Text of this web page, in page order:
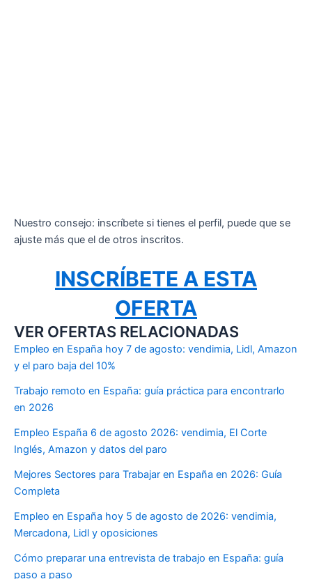
Nuestro consejo: inscríbete si tienes el perfil, puede que se
ajuste más que el de otros inscritos.
INSCRÍBETE A ESTA
OFERTA
VER OFERTAS RELACIONADAS
Empleo en España hoy 7 de agosto: vendimia, Lidl, Amazon
y el paro baja del 10%
Trabajo remoto en España: guía práctica para encontrarlo
en 2026
Empleo España 6 de agosto 2026: vendimia, El Corte
Inglés, Amazon y datos del paro
Mejores Sectores para Trabajar en España en 2026: Guía
Completa
Empleo en España hoy 5 de agosto de 2026: vendimia,
Mercadona, Lidl y oposiciones
Cómo preparar una entrevista de trabajo en España: guía
paso a paso